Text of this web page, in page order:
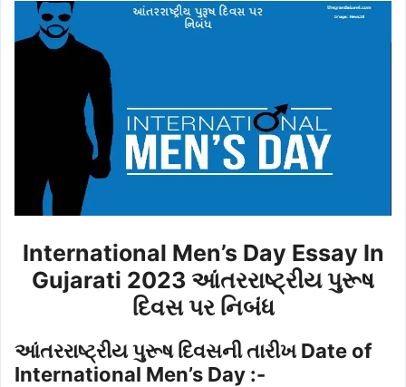
International Men’s Day Essay In
Gujarati 2023 આંતરરાષ્ટ્રીય પુરૂષ
દિવસ પર નિબંધ
આંતરરાષ્ટ્રીય પુરૂષ દિવસની તારીખ Date of
International Men’s Day :-